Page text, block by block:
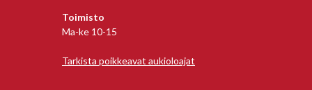
Toimisto
Ma-ke 10-15
Tarkista poikkeavat aukioloajat